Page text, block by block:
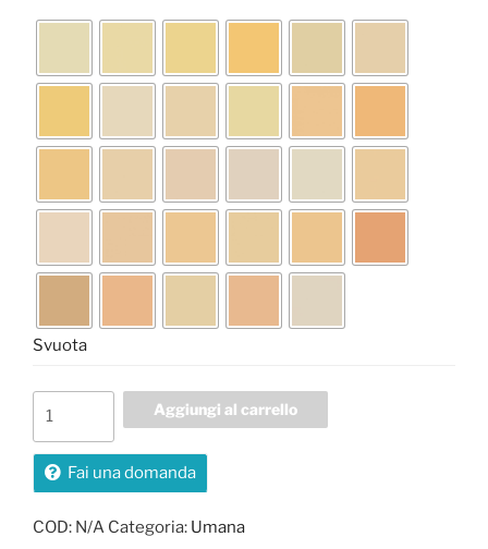
Svuota
Aggiungi al carrello
Fai una domanda
COD: N/A Categoria: Umana